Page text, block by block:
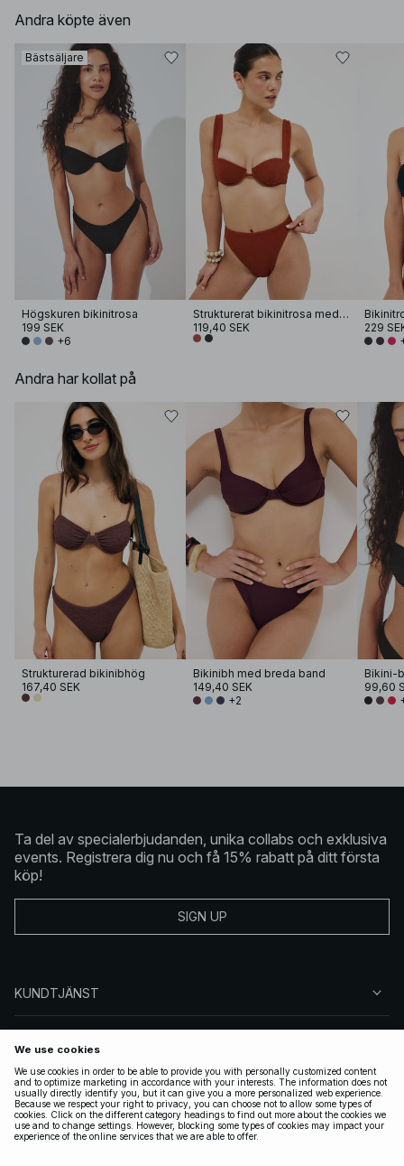
Andra köpte även
Bästsäljare
Högskuren bikinitrosa
199 SEK
+6
Strukturerat bikinitrosa med hög midja
119,40 SEK
229
Andra har kollat på
Strukturerad bikinibhög
167,40 SEK
Bikinibh med breda band
149,40 SEK
+2
Bikini-
99,60
Ta del av specialerbjudanden, unika collabs och exklusiva
events. Registrera dig nu och få 15% rabatt på ditt första
köp!
SIGN UP
KUNDTJÄNST
FÖLJ OSS
JURIDISKT